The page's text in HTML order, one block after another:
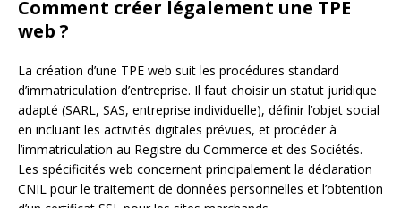
Comment créer légalement une TPE
web ?
La création d’une TPE web suit les procédures standard
d’immatriculation d’entreprise. Il faut choisir un statut juridique
adapté (SARL, SAS, entreprise individuelle), définir l’objet social
en incluant les activités digitales prévues, et procéder à
l’immatriculation au Registre du Commerce et des Sociétés.
Les spécificités web concernent principalement la déclaration
CNIL pour le traitement de données personnelles et l’obtention